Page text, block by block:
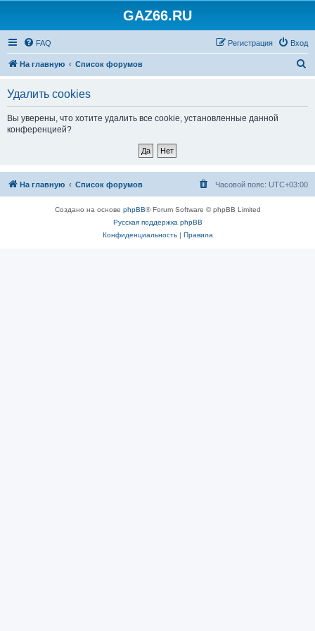
GAZ66.RU
FAQ Вход
Регистрация
На главную Список форумов
Удалить cookies
Вы уверены, что хотите удалить все cookie, установленные данной
конференцией?
На главную Список форумов Часовой пояс: UTC+03:00
Создано на основе phpBB® Forum Software © phpBB Limited
Русская поддержка phpBB
Конфиденциальность| Правила